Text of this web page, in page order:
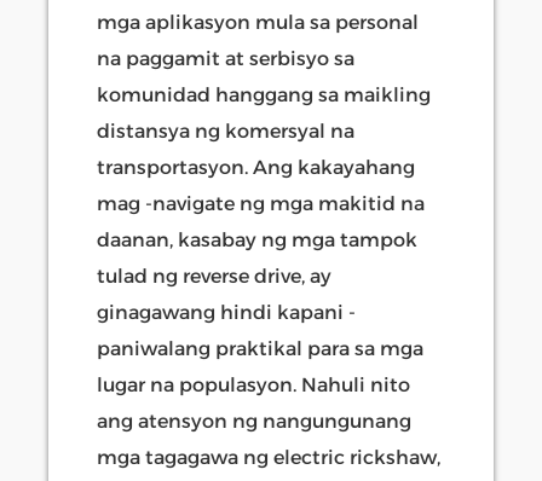
mga aplikasyon mula sa personal
na paggamit at serbisyo sa
komunidad hanggang sa maikling
distansya ng komersyal na
transportasyon. Ang kakayahang
mag -navigate ng mga makitid na
daanan, kasabay ng mga tampok
tulad ng reverse drive, ay
ginagawang hindi kapani -
paniwalang praktikal para sa mga
lugar na populasyon. Nahuli nito
ang atensyon ng nangungunang
mga tagagawa ng electric rickshaw,